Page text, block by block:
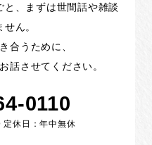
、まずは世間話や雑談
ん。
合うために、
話させてください。
0110
休日：年中無休